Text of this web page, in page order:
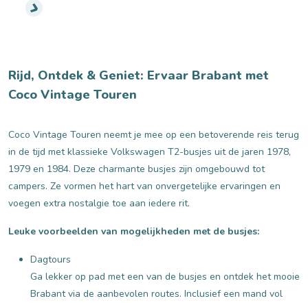
Rijd, Ontdek & Geniet: Ervaar Brabant met
Coco Vintage Touren
Coco Vintage Touren neemt je mee op een betoverende reis terug
in de tijd met klassieke Volkswagen T2-busjes uit de jaren 1978,
1979 en 1984. Deze charmante busjes zijn omgebouwd tot
campers. Ze vormen het hart van onvergetelijke ervaringen en
voegen extra nostalgie toe aan iedere rit.
Leuke voorbeelden van mogelijkheden met de busjes:
Dagtours
Ga lekker op pad met een van de busjes en ontdek het mooie
Brabant via de aanbevolen routes. Inclusief een mand vol